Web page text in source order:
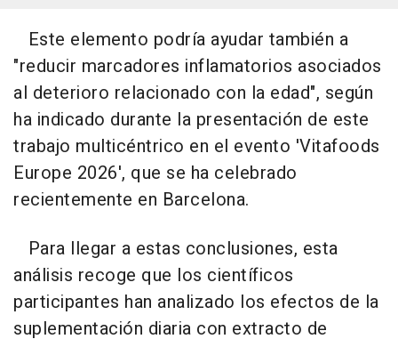
Este elemento podría ayudar también a
"reducir marcadores inflamatorios asociados
al deterioro relacionado con la edad", según
ha indicado durante la presentación de este
trabajo multicéntrico en el evento 'Vitafoods
Europe 2026', que se ha celebrado
recientemente en Barcelona.
Para llegar a estas conclusiones, esta
análisis recoge que los científicos
participantes han analizado los efectos de la
suplementación diaria con extracto de